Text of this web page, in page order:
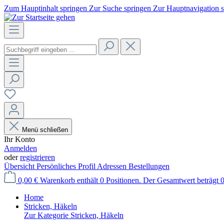
Zum Hauptinhalt springen Zur Suche springen Zur Hauptnavigation
Menü schließen
Ihr Konto
Anmelden
oderregistrieren
Übersicht Persönliches Profil Adressen Bestellungen
0,00 € Warenkorb enthält 0 Positionen. Der Gesamtwert beträgt
Home
Stricken, Häkeln
Zur Kategorie Stricken, Häkeln